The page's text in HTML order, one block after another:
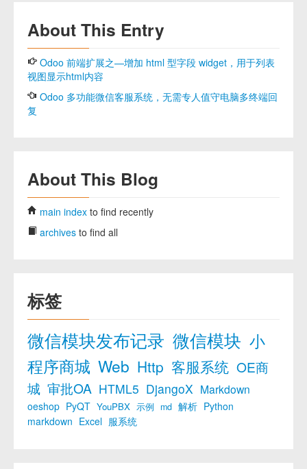
About This Entry
Odoo 前端扩展之—增加 html 型字段 widget，用于列表
视图显示html内容
Odoo 多功能微信客服系统，无需专人值守电脑多终端回
复
About This Blog
main index to find recently
archives to find all
标签
微信模块发布记录 微信模块 小
程序商城 Web Http 客服系统 OE商
城 审批OA HTML5 DjangoX Markdown
oeshop PyQT YouPBX 示例 md 解析 Python
markdown Excel 服系统